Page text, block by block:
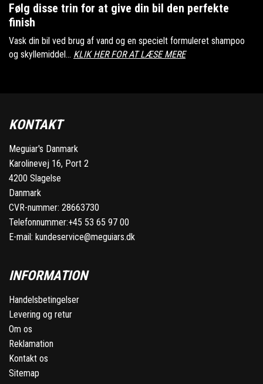
Følg disse trin for at give din bil den perfekte
finish
Vask din bil ved brug af vand og en specielt formuleret shampoo
og skyllemiddel... KLIK HER FOR AT LÆSE MERE
KONTAKT
Meguiar's Danmark
Karolinevej 16, Port 2
4200 Slagelse
Danmark
CVR-nummer: 28663730
Telefonnummer:+45 53 65 97 00
E-mail: kundeservice@meguiars.dk
INFORMATION
Handelsbetingelser
Levering og retur
Om os
Reklamation
Kontakt os
Sitemap